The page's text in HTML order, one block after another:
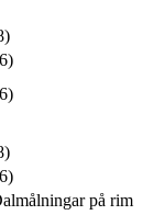
på rim